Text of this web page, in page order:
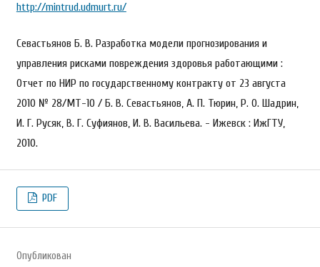
http://mintrud.udmurt.ru/
Севастьянов Б. В. Разработка модели прогнозирования и
управления рисками повреждения здоровья работающими :
Отчет по НИР по государственному контракту от 23 августа
2010 № 28/МТ-10 / Б. В. Севастьянов, А. П. Тюрин, Р. О. Шадрин,
И. Г. Русяк, В. Г. Суфиянов, И. В. Васильева. - Ижевск : ИжГТУ,
2010.
PDF
Опубликован